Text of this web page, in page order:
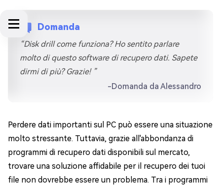
Domanda
“Disk drill come funziona? Ho sentito parlare
molto di questo software di recupero dati. Sapete
dirmi di più? Grazie! ”
-Domanda da Alessandro
Perdere dati importanti sul PC può essere una situazione
molto stressante. Tuttavia, grazie all'abbondanza di
programmi di recupero dati disponibili sul mercato,
trovare una soluzione affidabile per il recupero dei tuoi
file non dovrebbe essere un problema. Tra i programmi